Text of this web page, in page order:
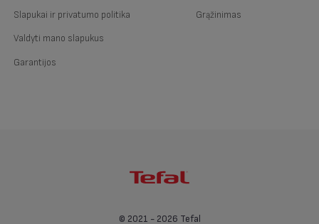
Slapukai ir privatumo politika
Valdyti mano slapukus
Garantijos
Grąžinimas
© 2021 - 2026 Tefal